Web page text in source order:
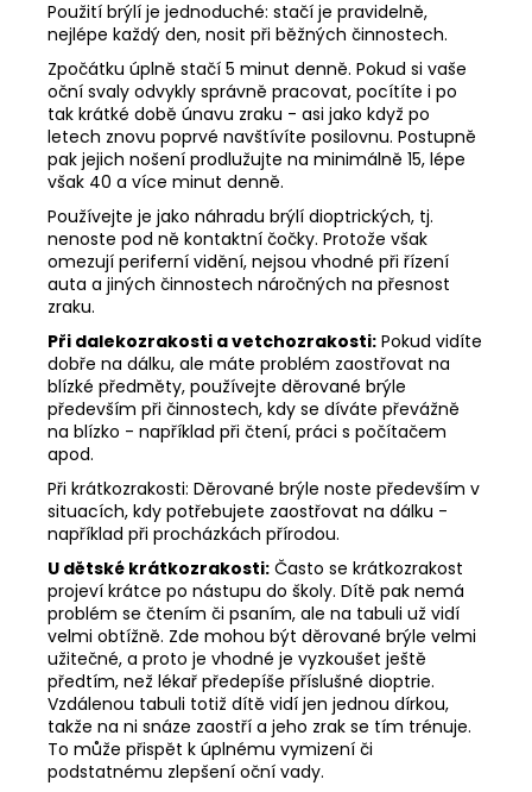
Použití brýlí je jednoduché: stačí je pravidelně,
nejlépe každý den, nosit při běžných činnostech.
Zpočátku úplně stačí 5 minut denně. Pokud si vaše
oční svaly odvykly správně pracovat, pocítíte i po
tak krátké době únavu zraku - asi jako když po
letech znovu poprvé navštívíte posilovnu. Postupně
pak jejich nošení prodlužujte na minimálně 15, lépe
však 40 a více minut denně.
Používejte je jako náhradu brýlí dioptrických, tj.
nenoste pod ně kontaktní čočky. Protože však
omezují periferní vidění, nejsou vhodné při řízení
auta a jiných činnostech náročných na přesnost
zraku.
Při dalekozrakosti a vetchozrakosti: Pokud vidíte
dobře na dálku, ale máte problém zaostřovat na
blízké předměty, používejte děrované brýle
především při činnostech, kdy se díváte převážně
na blízko - například při čtení, práci s počítačem
apod.
Při krátkozrakosti: Děrované brýle noste především v
situacích, kdy potřebujete zaostřovat na dálku -
například při procházkách přírodou.
U dětské krátkozrakosti: Často se krátkozrakost
projeví krátce po nástupu do školy. Dítě pak nemá
problém se čtením či psaním, ale na tabuli už vidí
velmi obtížně. Zde mohou být děrované brýle velmi
užitečné, a proto je vhodné je vyzkoušet ještě
předtím, než lékař předepíše příslušné dioptrie.
Vzdálenou tabuli totiž dítě vidí jen jednou dírkou,
takže na ni snáze zaostří a jeho zrak se tím trénuje.
To může přispět k úplnému vymizení či
podstatnému zlepšení oční vady.